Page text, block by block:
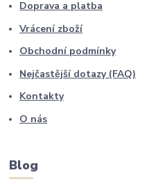
Doprava a platba
Vrácení zboží
Obchodní podmínky
Nejčastější dotazy (FAQ)
Kontakty
O nás
Blog